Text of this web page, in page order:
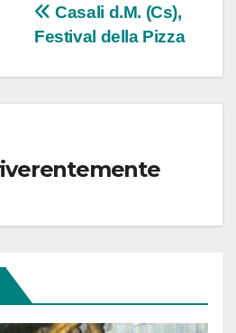
Casali d.M. (Cs),
Festival della Pizza